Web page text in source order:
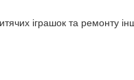
іграшок та ремонту